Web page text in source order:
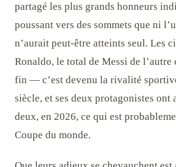
partagé les plus grands honneurs
poussant vers des sommets que ni
n’aurait peut-être atteints seul. Les
Ronaldo, le total de Messi de l’autre
fin — c’est devenu la rivalité
siècle, et ses deux protagonistes ont
deux, en 2026, ce qui est
Coupe du monde.